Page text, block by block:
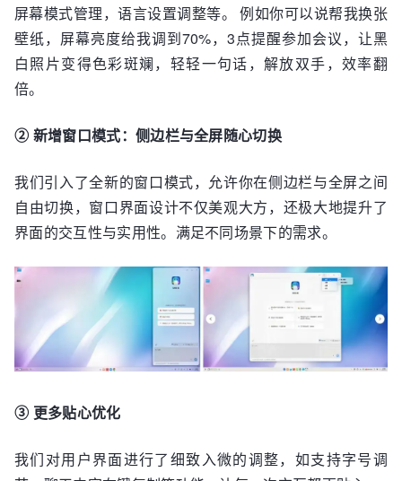
屏幕模式管理，语言设置调整等。 例如你可以说帮我换张
壁纸，屏幕亮度给我调到70%，3点提醒参加会议，让黑
白照片变得色彩斑斓，轻轻一句话，解放双手，效率翻
倍。
② 新增窗口模式：侧边栏与全屏随心切换
我们引入了全新的窗口模式，允许你在侧边栏与全屏之间
自由切换，窗口界面设计不仅美观大方，还极大地提升了
界面的交互性与实用性。满足不同场景下的需求。
③ 更多贴心优化
我们对用户界面进行了细致入微的调整，如支持字号调